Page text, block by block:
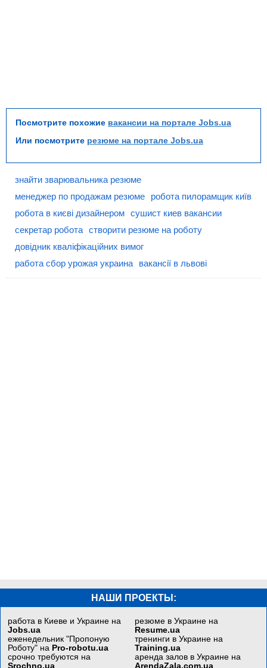
Посмотрите похожие вакансии на портале Jobs.ua
Или посмотрите резюме на портале Jobs.ua
знайти зварювальника резюме
менеджер по продажам резюме
робота пилорамщик київ
робота в києві дизайнером сушист киев вакансии
секретар робота створити резюме на роботу
довідник кваліфікаційних вимог
работа сбор урожая украина
вакансії в львові
НАШИ ПРОЕКТЫ:
работа в Киеве и Украине на
Jobs.ua
еженедельник "Пропоную
Роботу" на Pro-robotu.ua
срочно требуются на
Srochno.ua
резюме в Украине на
Resume.ua
тренинги в Украине на
Training.ua
аренда залов в Украине на
ArendaZala.com.ua